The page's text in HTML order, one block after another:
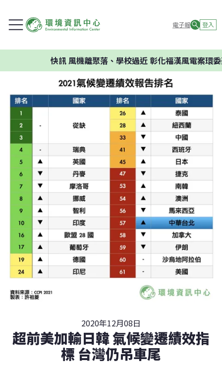
電子報 登入
風機離聚落、學校過近 彰化福漢風電案環委建議不
2020年12月08日
超前美加輸日韓 氣候變遷績效指
標 台灣仍吊車尾